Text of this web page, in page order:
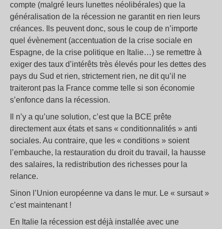
compte (malgré leurs lunettes néolibérales) que la
généralisation de la récession ne garantit en rien leurs
créances. Ils peuvent donc, sous le coup de n’importe
quel évènement (accentuation de la crise sociale en
Espagne, de la crise politique en Italie…) se remettre à
exiger des taux d’intérêts très élevés pour les dettes des
pays du Sud et rien, strictement rien, ne dit qu’il ne
traiteront pas la France comme telle si son économie
s’enfonce dans la récession.
Il n’y a qu’une solution, c’est que la BCE prête
directement aux états et sans « conditionnalités » anti
sociales. Au contraire, que les « conditions » soient
l’embauche, la restauration du droit du travail, la hausse
des salaires, la redistribution des richesses pour la
relance.
Sinon l’Union européenne va dans le mur. Le « sursaut »
c’est maintenant !
En Italie la récession est déjà installée avec une